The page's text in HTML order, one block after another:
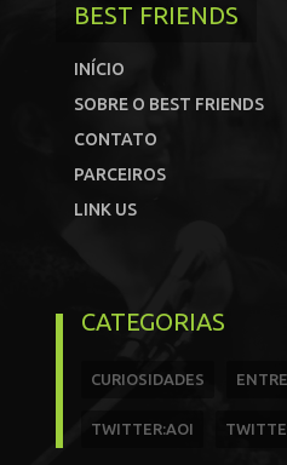
BEST FRIENDS
INÍCIO
SOBRE O BEST FRIENDS
CONTATO
PARCEIROS
LINK US
CATEGORIAS
CURIOSIDADES
TWITTER:AOI